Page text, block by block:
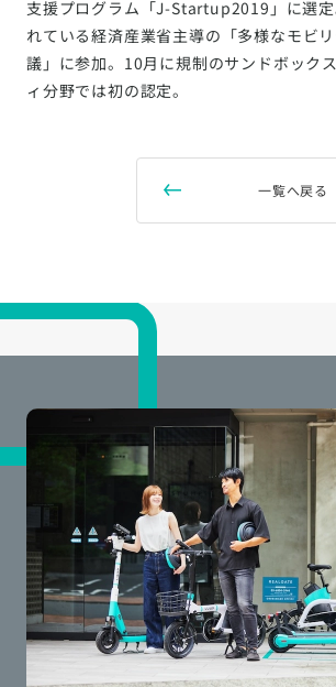
支援プログラム「J-Startup2019」に選
れている経済産業省主導の「多様なモビ
議」に参加。10月に規制のサンドボック
ィ分野では初の認定。
一覧へ戻る